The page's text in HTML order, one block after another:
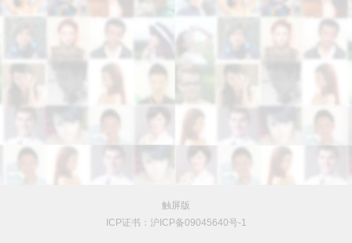
触屏版
ICP证书：沪ICP备09045640号-1